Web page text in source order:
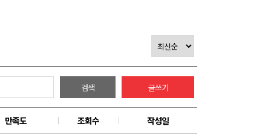
검색 글쓰기
만족도 조회수 작성일